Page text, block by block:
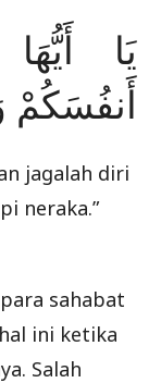
يَا
أَنفُسَكُمْ
jagalah diri
neraka.”
sahabat
ini ketika
Salah